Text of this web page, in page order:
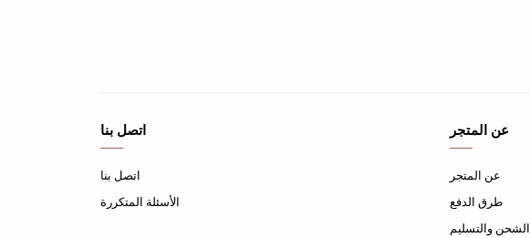
اتصل بنا
اتصل بنا
الأسئلة المتكررة
عن المتجر
عن المتجر
طرق الدفع
الشحن والتسليم